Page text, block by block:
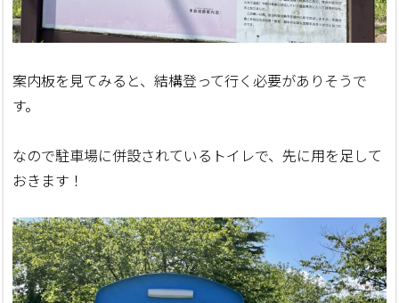
案内板を見てみると、結構登って行く必要がありそうで
す。
なので駐車場に併設されているトイレで、先に用を足して
おきます！